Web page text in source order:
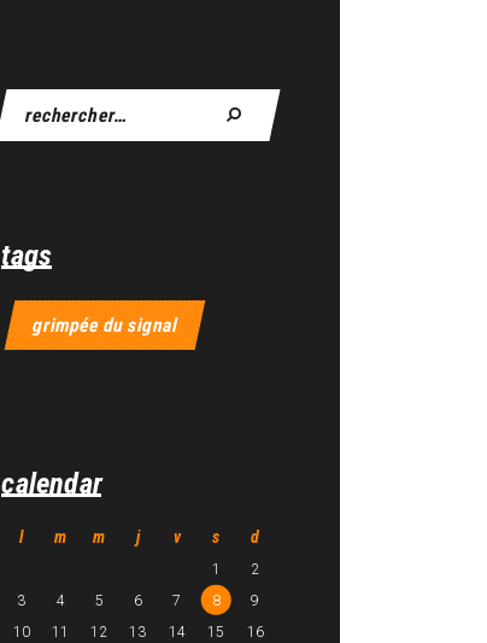
tags
grimpée du signal
calendar
l m m j v s d
1
2
3
4 5 6 7 8
9
10
11 12 13 14 15
16